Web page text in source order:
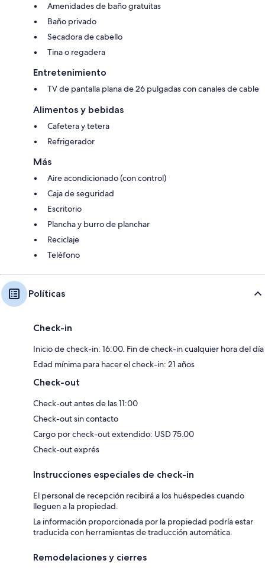
Amenidades de baño gratuitas
Baño privado
Secadora de cabello
Tina o regadera
Entretenimiento
TV de pantalla plana de 26 pulgadas con canales de cable
Alimentos y bebidas
Cafetera y tetera
Refrigerador
Más
Aire acondicionado (con control)
Caja de seguridad
Escritorio
Plancha y burro de planchar
Reciclaje
Teléfono
Políticas
Check-in
Inicio de check-in: 16:00. Fin de check-in cualquier hora del día
Edad mínima para hacer el check-in: 21 años
Check-out
Check-out antes de las 11:00
Check-out sin contacto
Cargo por check-out extendido: USD 75.00
Check-out exprés
Instrucciones especiales de check-in
El personal de recepción recibirá a los huéspedes cuando
lleguen a la propiedad.
La información proporcionada por la propiedad podría estar
traducida con herramientas de traducción automática.
Remodelaciones y cierres